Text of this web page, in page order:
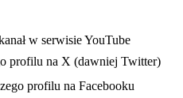
karcie
w serwisie YouTube
profilu na X (dawniej Twitter)
nowej karcieprofilu na Facebooku